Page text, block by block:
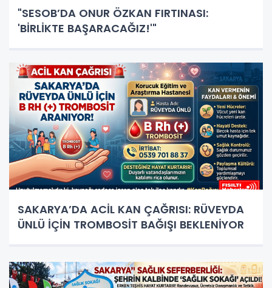
"SESOB’DA ONUR ÖZKAN FIRTINASI:
'BİRLİKTE BAŞARACAĞIZ!'"
SAKARYA’DA ACİL KAN ÇAĞRISI: RÜVEYDA
ÜNLÜ İÇİN TROMBOSİT BAĞIŞI BEKLENİYOR